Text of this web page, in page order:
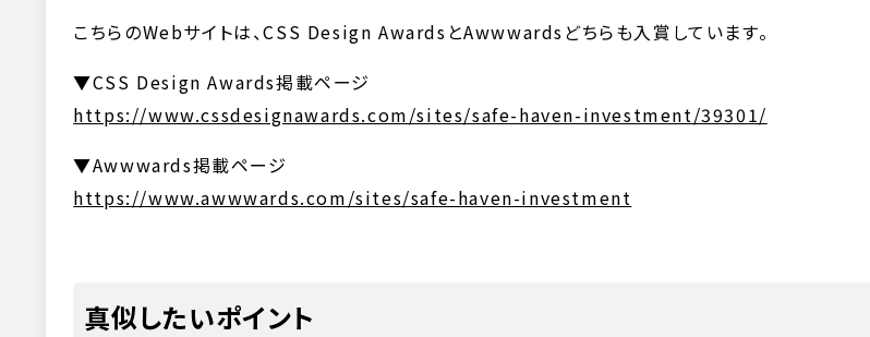
こちらのWebサイトは、CSS Design AwardsとAwwwardsどちらも入賞しています。
▼CSS Design Awards掲載ページ
https://www.cssdesignawards.com/sites/safe-haven-investment/39301/
▼Awwwards掲載ページ
https://www.awwwards.com/sites/safe-haven-investment
真似したいポイント